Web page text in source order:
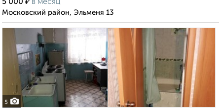
5 000
в месяц
Московский район, Эльменя 13
5